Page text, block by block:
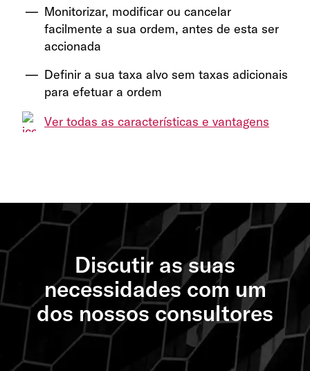
Monitorizar, modificar ou cancelar
facilmente a sua ordem, antes de esta ser
accionada
Definir a sua taxa alvo sem taxas adicionais
para efetuar a ordem
Ver todas as características e vantagens
Discutir as suas
necessidades com um
dos nossos consultores